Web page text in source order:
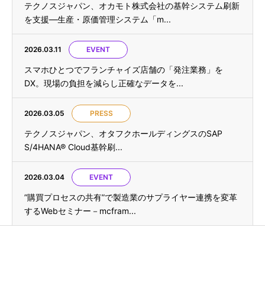
テクノスジャパン、オカモト株式会社の基幹システム刷新
を支援—生産・原価管理システム「m...
2026.03.11 EVENT
スマホひとつでフランチャイズ店舗の「発注業務」を
DX。現場の負担を減らし正確なデータを...
2026.03.05 PRESS
テクノスジャパン、オタフクホールディングスのSAP
S/4HANA® Cloud基幹刷...
2026.03.04 EVENT
”購買プロセスの共有”で製造業のサプライヤー連携を変革
するWebセミナー－mcfram...